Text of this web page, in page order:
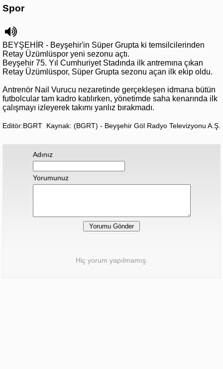
Spor
BEYŞEHİR - Beyşehir'in Süper Grupta ki temsilcilerinden
Retay Üzümlüspor yeni sezonu açtı.
Beyşehir 75. Yıl Cumhuriyet Stadında ilk antremına çıkan
Retay Üzümlüspor, Süper Grupta sezonu açan ilk ekip oldu.
Antrenör Nail Vurucu nezaretinde gerçekleşen idmana bütün
futbolcular tam kadro katılırken, yönetimde saha kenarında ilk
çalışmayı izleyerek takımı yanlız bırakmadı.
Editör:BGRT Kaynak: (BGRT) - Beyşehir Göl Radyo Televizyonu A.Ş.
Adınız
Yorumunuz
Hiç yorum yapılmamış.